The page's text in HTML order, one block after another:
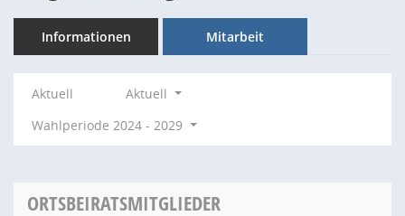
Informationen Mitarbeit
Aktuell
Aktuell
Wahlperiode 2024 - 2029
ORTSBEIRATSMITGLIEDER